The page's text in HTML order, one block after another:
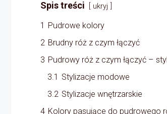
Spis treści ukryj
1
Pudrowe kolory
2 Brudny róż z czym łączyć
3 Pudrowy róż z czym łączyć –
3.1 Stylizacje modowe
3.2 Stylizacje wnętrzarskie
4 Kolory pasujące do pudrowego